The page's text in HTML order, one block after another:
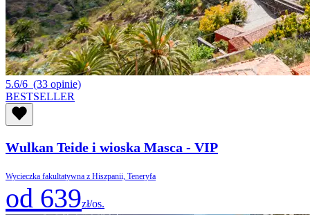
5.6/6 (33 opinie)
BESTSELLER
Wulkan Teide i wioska Masca - VIP
Wycieczka fakultatywna z Hiszpanii, Teneryfa
od 639zł/os.